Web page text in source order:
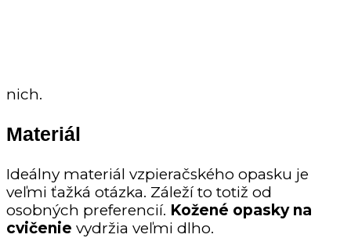
nich.
Materiál
Ideálny materiál vzpieračského opasku je
veľmi ťažká otázka. Záleží to totiž od
osobných preferencií. Kožené opasky na
cvičenie vydržia veľmi dlho.